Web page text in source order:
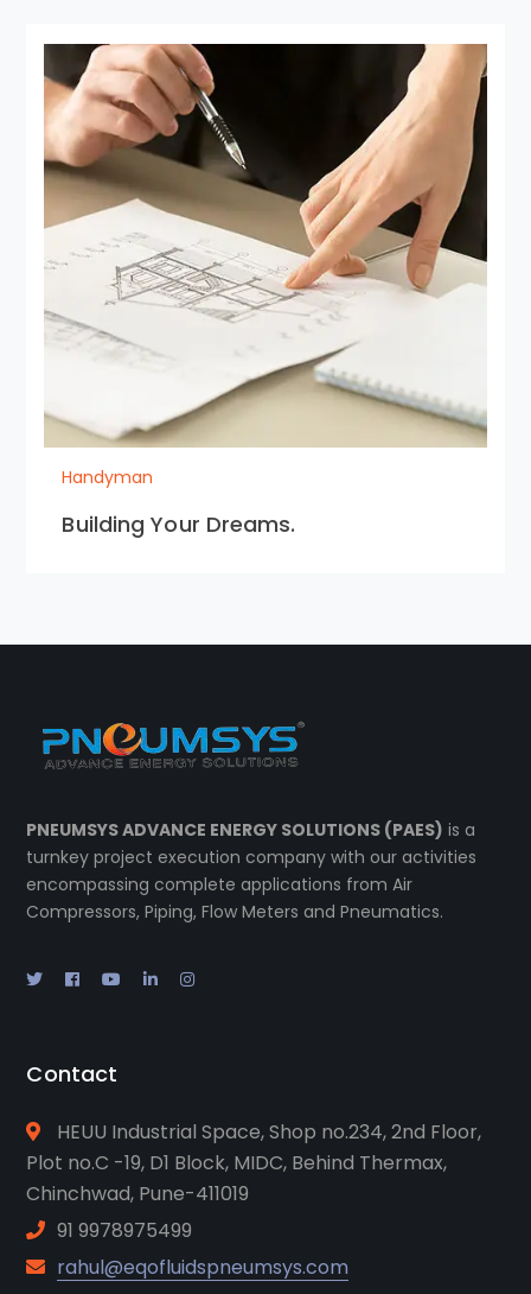
Handyman
Building Your Dreams.
PNEUMSYS ADVANCE ENERGY SOLUTIONS (PAES) is a
turnkey project execution company with our activities
encompassing complete applications from Air
Compressors, Piping, Flow Meters and Pneumatics.
Contact
HEUU Industrial Space, Shop no.234, 2nd Floor,
Plot no.C -19, D1 Block, MIDC, Behind Thermax,
Chinchwad, Pune-411019
91 9978975499
rahul@eqofluidspneumsys.com